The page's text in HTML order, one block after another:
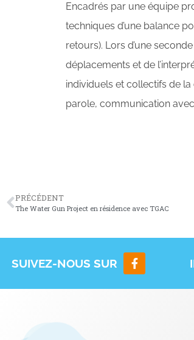
Encadrés par une équipe
techniques d’une balance
retours). Lors d’une
déplacements et de
individuels et collectifs de
parole, communication
PRÉCÉDENT
The Water Gun Project en résidence avec TGAC
SUIVEZ-NOUS SUR